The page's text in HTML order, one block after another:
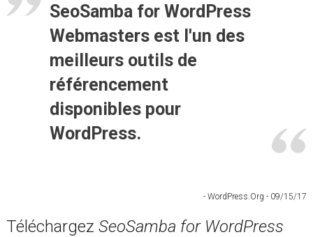
SeoSamba for WordPress
Webmasters est l'un des
meilleurs outils de
référencement
disponibles pour
WordPress.
- WordPress.Org - 09/15/17
Téléchargez SeoSamba for WordPress